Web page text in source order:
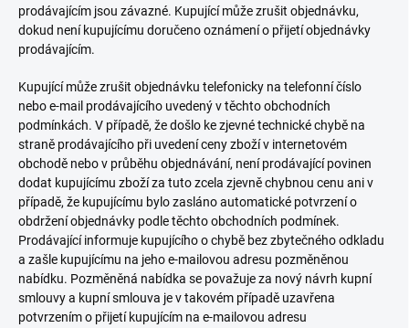
prodávajícím jsou závazné. Kupující může zrušit objednávku,
dokud není kupujícímu doručeno oznámení o přijetí objednávky
prodávajícím.
Kupující může zrušit objednávku telefonicky na telefonní číslo
nebo e-mail prodávajícího uvedený v těchto obchodních
podmínkách. V případě, že došlo ke zjevné technické chybě na
straně prodávajícího při uvedení ceny zboží v internetovém
obchodě nebo v průběhu objednávání, není prodávající povinen
dodat kupujícímu zboží za tuto zcela zjevně chybnou cenu ani v
případě, že kupujícímu bylo zasláno automatické potvrzení o
obdržení objednávky podle těchto obchodních podmínek.
Prodávající informuje kupujícího o chybě bez zbytečného odkladu
a zašle kupujícímu na jeho e-mailovou adresu pozměněnou
nabídku. Pozměněná nabídka se považuje za nový návrh kupní
smlouvy a kupní smlouva je v takovém případě uzavřena
potvrzením o přijetí kupujícím na e-mailovou adresu